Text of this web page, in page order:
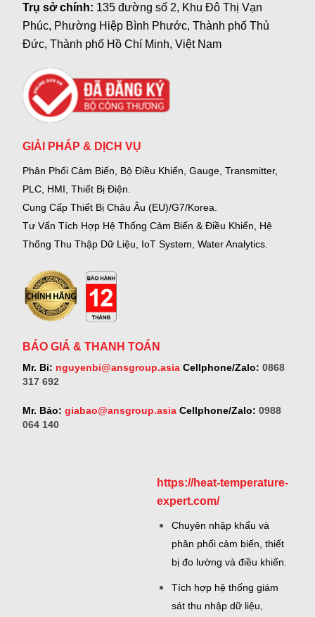
Trụ sở chính: 135 đường số 2, Khu Đô Thị Vạn
Phúc, Phường Hiệp Bình Phước, Thành phố Thủ
Đức, Thành phố Hồ Chí Minh, Việt Nam
GIẢI PHÁP & DỊCH VỤ
Phân Phối Cảm Biến, Bộ Điều Khiển, Gauge, Transmitter,
PLC, HMI, Thiết Bị Điện.
Cung Cấp Thiết Bị Châu Âu (EU)/G7/Korea.
Tư Vấn Tích Hợp Hệ Thống Cảm Biến & Điều Khiển, Hệ
Thống Thu Thập Dữ Liệu, IoT System, Water Analytics.
BÁO GIÁ & THANH TOÁN
Mr. Bỉ: nguyenbi@ansgroup.asiaCellphone/Zalo: 0868
317 692
Mr. Bảo: giabao@ansgroup.asiaCellphone/Zalo: 0988
064 140
https://heat-temperature-
expert.com/
Chuyên nhập khẩu và
phân phối cảm biến, thiết
bị đo lường và điều khiển.
Tích hợp hệ thống giám
sát thu nhập dữ liệu,